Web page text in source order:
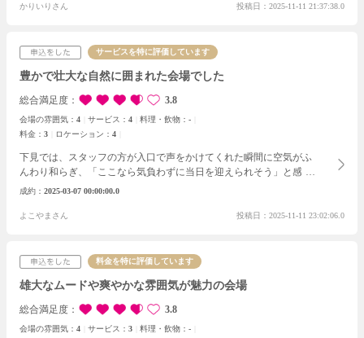
さない親戚同士が少し照れくさそうに笑い合っていて、その様子を
かりいりさん 投稿日：2025-11-11 21:37:38.0
サービスを特に評価しています
豊かで壮大な自然に囲まれた会場でした
総合満足度 3.8
会場の雰囲気： 4 サービス： 4 料理・飲物： -
料金： 3 ロケーション： 4
下見では、スタッフの方が入口で声をかけてくれた瞬間に空気がふ
んわり和らぎ、「ここなら気負わずに当日を迎えられそう」と感じ
ました。成約前には、披露宴会場の色味が写真にどう写るか、ゲス
ムの明るさなども細かくチェックしました。プランは挙式と披露宴
ランスを求める人にすすめたい会場だと強く感じました。
成約 2025-03-07 00:00:00.0
よこやまさん 投稿日：2025-11-11 23:02:06.0
料金を特に評価しています
雄大なムードや爽やかな雰囲気が魅力の会場
総合満足度 3.8
会場の雰囲気： 4 サービス： 3 料理・飲物： -